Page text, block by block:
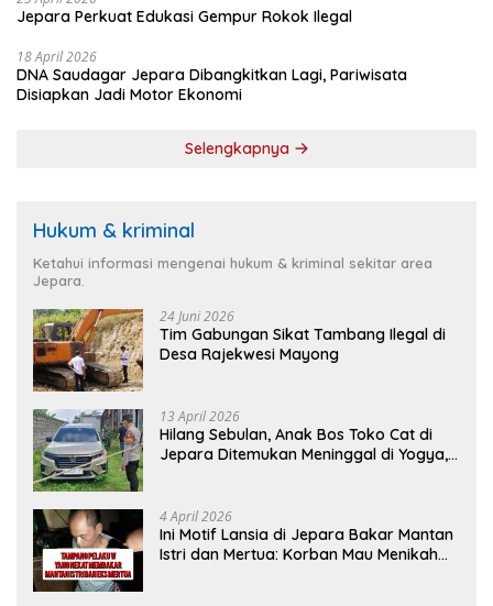
Jepara Perkuat Edukasi Gempur Rokok Ilegal
18 April 2026
DNA Saudagar Jepara Dibangkitkan Lagi, Pariwisata
Disiapkan Jadi Motor Ekonomi
Selengkapnya
Hukum & kriminal
Ketahui informasi mengenai hukum & kriminal sekitar area
Jepara.
24 Juni 2026
Tim Gabungan Sikat Tambang Ilegal di
Desa Rajekwesi Mayong
13 April 2026
Hilang Sebulan, Anak Bos Toko Cat di
Jepara Ditemukan Meninggal di Yogya,
4 April 2026
Ini Motif Lansia di Jepara Bakar Mantan
Istri dan Mertua: Korban Mau Menikah